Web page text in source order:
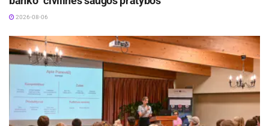
Ūkininkai, susiduriantys su ekstremaliomis
situacijomis, aktualią informaciją gali rasti
čia:https://nma.lrv.lt/lt/naujienos/aktuali-
informacija-del-pasitaikanciu-ekstremaliu-
reiskiniu-ir-isipareigojimu-vykdymo/
Pakruojo rajono savivaldybės ir LR Žemės ūkio
2026-08-06